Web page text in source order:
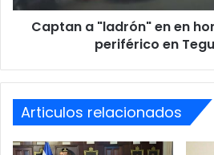
el
anillo
Tegucigalpa
Captan a "ladrón" en en
periférico en
Articulos relacionados